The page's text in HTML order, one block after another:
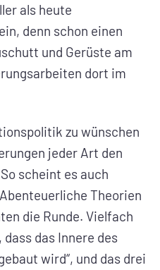
als heute
denn schon einen
und Gerüste am
dort im
zu wünschen
jeder Art den
scheint es auch
Theorien
die Runde. Vielfach
das Innere des
wird“, und das drei